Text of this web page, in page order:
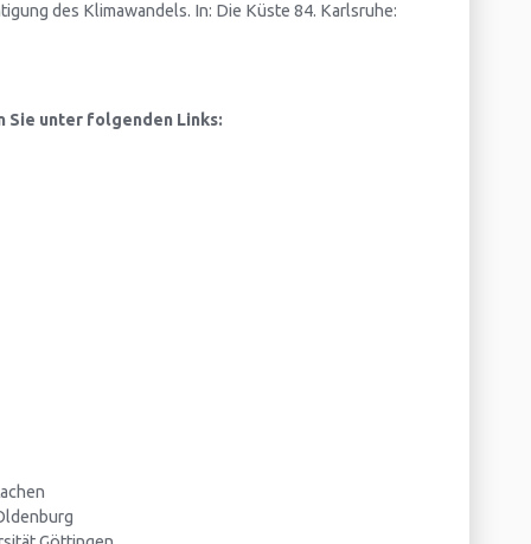
des Klimawandels. In: Die Küste 84. Karlsruhe:
Sie unter folgenden Links: